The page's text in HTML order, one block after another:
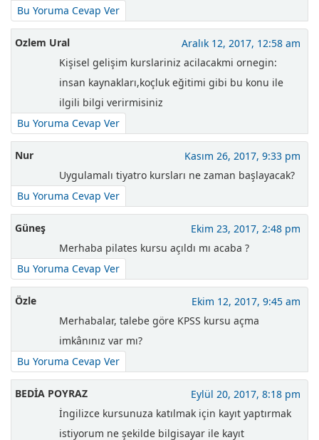
Bu Yoruma Cevap Ver
Ozlem Ural
Aralık 12, 2017, 12:58 am
Kişisel gelişim kurslariniz acilacakmi ornegin:
insan kaynakları,koçluk eğitimi gibi bu konu ile
ilgili bilgi verirmisiniz
Bu Yoruma Cevap Ver
Nur
Kasım 26, 2017, 9:33 pm
Uygulamalı tiyatro kursları ne zaman başlayacak?
Bu Yoruma Cevap Ver
Güneş
Ekim 23, 2017, 2:48 pm
Merhaba pilates kursu açıldı mı acaba ?
Bu Yoruma Cevap Ver
Özle
Ekim 12, 2017, 9:45 am
Merhabalar, talebe göre KPSS kursu açma
imkânınız var mı?
Bu Yoruma Cevap Ver
BEDİA POYRAZ
Eylül 20, 2017, 8:18 pm
İngilizce kursunuza katılmak için kayıt yaptırmak
istiyorum ne şekilde bilgisayar ile kayıt